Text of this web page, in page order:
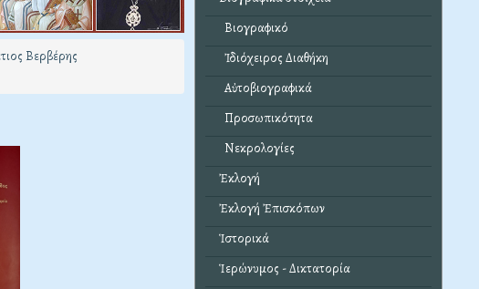
Βερβέρης
Βιογραφικό
Ἰδιόχειρος Διαθήκη
Αὐτοβιογραφικά
Προσωπικότητα
Νεκρολογίες
Ἐκλογή
Ἐκλογή Ἐπισκόπων
Ἱστορικά
Ἱερώνυμος - Δικτατορία